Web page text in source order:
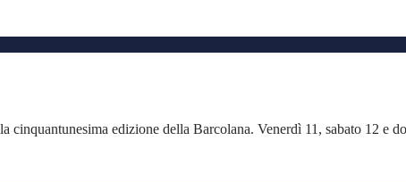
edizione della Barcolana. Venerdì 11, sabato 12 e